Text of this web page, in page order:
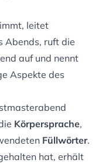
leitet
Abends, ruft die
auf und nennt
Aspekte des
Körpersprache,
Füllwörter.
hat, erhält